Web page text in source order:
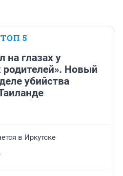
ТОП 5
на глазах у
родителей». Новый
убийства
в Иркутске